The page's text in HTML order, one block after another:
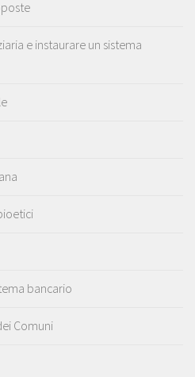
e instaurare un sistema
bancario
Comuni